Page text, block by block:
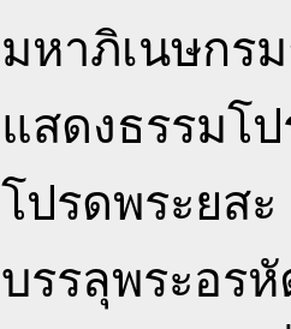
มหาภิเนษกร
แสดงธรรมโ
โปรดพระยส
บรรลุพระอร